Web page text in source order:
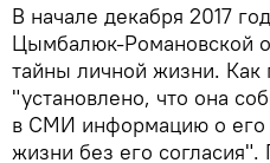
В начале декабря 2017
Цымбалюк-Романовской
тайны личной жизни. Как
"установлено, что она
в СМИ информацию о его
жизни без его